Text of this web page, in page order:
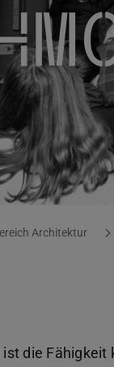
Architektur
die Fähigkeit